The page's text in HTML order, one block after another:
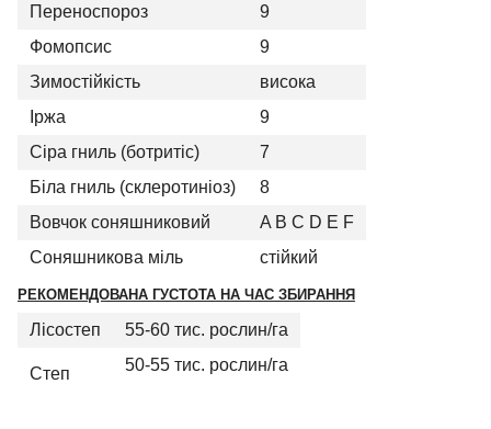
Переноспороз
9
Фомопсис
9
Зимостійкість
висока
Іржа
9
Сіра гниль (ботритіс)
7
Біла гниль (склеротиніоз)
8
Вовчок соняшниковий
A B C D E F
Соняшникова міль
стійкий
РЕКОМЕНДОВАНА ГУСТОТА НА ЧАС ЗБИРАННЯ
Лісостеп 55-60 тис. рослин/га
Степ 50-55 тис. рослин/га